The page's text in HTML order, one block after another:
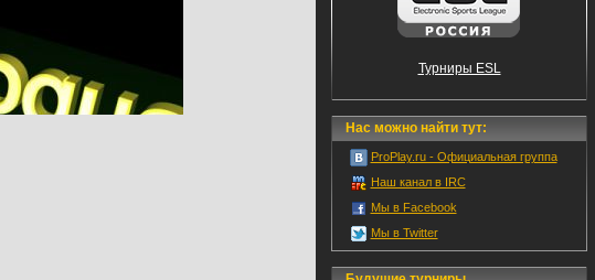
Турниры ESL
Нас можно найти тут:
ProPlay.ru - Официальная группа
Наш канал в IRC
Мы в Facebook
Мы в Twitter